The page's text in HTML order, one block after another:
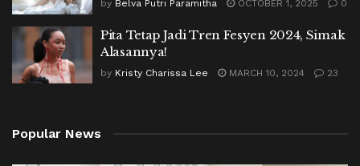
by Belva Putri Paramitha OCTOBER 1, 2025 0
Pita Tetap Jadi Tren Fesyen 2024, Simak
Alasannya!
by Kristy Charissa Lee MARCH 10, 2024 23
Popular News